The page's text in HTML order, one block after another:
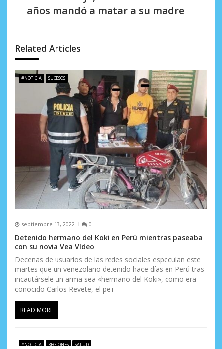
ó
n
d
e
r
a
d
a
s
años mandó a matar a su madre
Related Articles
#NOTICIA SUCESOS
septiembre 13, 2022 0
Detenido hermano del Koki en Perú mientras paseaba
con su novia Vea Vídeo
Decenas de usuarios de las redes sociales especulan este
martes que un venezolano detenido hace días en Perú tras
incautársele un arma sea «hermano del Koki», como era
conocido Carlos Revete, el peli
READ MORE
#NOTICIA REGIONES SALUD